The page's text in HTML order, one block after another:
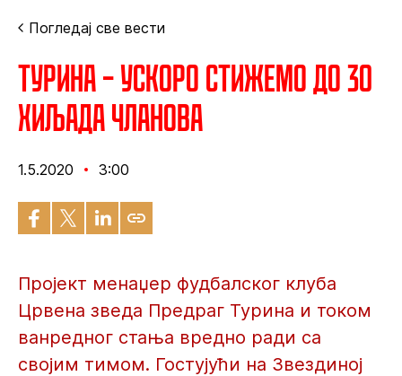
Погледај све вести
Турина – Ускоро стижемо до 30
хиљада чланова
1.5.2020 3:00
Пројект менаџер фудбалског клуба
Црвена зведа Предраг Турина и током
ванредног стања вредно ради са
својим тимом. Гостујући на Звездиној